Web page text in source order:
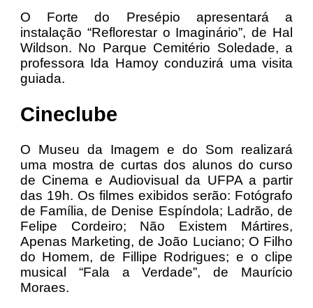
O Forte do Presépio apresentará a
instalação “Reflorestar o Imaginário”, de Hal
Wildson. No Parque Cemitério Soledade, a
professora Ida Hamoy conduzirá uma visita
guiada.
Cineclube
O Museu da Imagem e do Som realizará
uma mostra de curtas dos alunos do curso
de Cinema e Audiovisual da UFPA a partir
das 19h. Os filmes exibidos serão: Fotógrafo
de Família, de Denise Espíndola; Ladrão, de
Felipe Cordeiro; Não Existem Mártires,
Apenas Marketing, de João Luciano; O Filho
do Homem, de Fillipe Rodrigues; e o clipe
musical “Fala a Verdade”, de Maurício
Moraes.